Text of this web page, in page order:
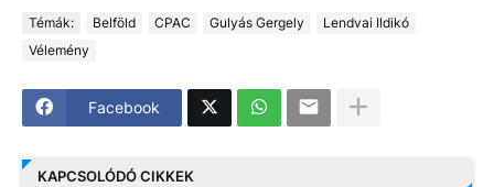
Témák: Belföld CPAC Gulyás Gergely
Lendvai Ildikó
Vélemény
Facebook
KAPCSOLÓDÓ CIKKEK